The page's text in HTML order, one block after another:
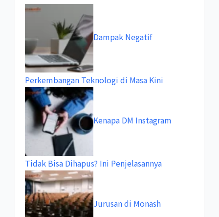
Dampak Negatif
Perkembangan Teknologi di Masa Kini
Kenapa DM Instagram
Tidak Bisa Dihapus? Ini Penjelasannya
Jurusan di Monash